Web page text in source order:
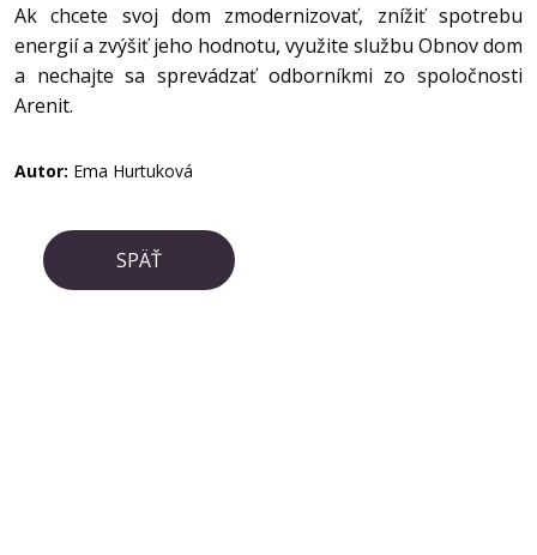
Ak chcete svoj dom zmodernizovať, znížiť spotrebu
energií a zvýšiť jeho hodnotu, využite službu Obnov dom
a nechajte sa sprevádzať odborníkmi zo spoločnosti
Arenit.
Autor: Ema Hurtuková
SPÄŤ